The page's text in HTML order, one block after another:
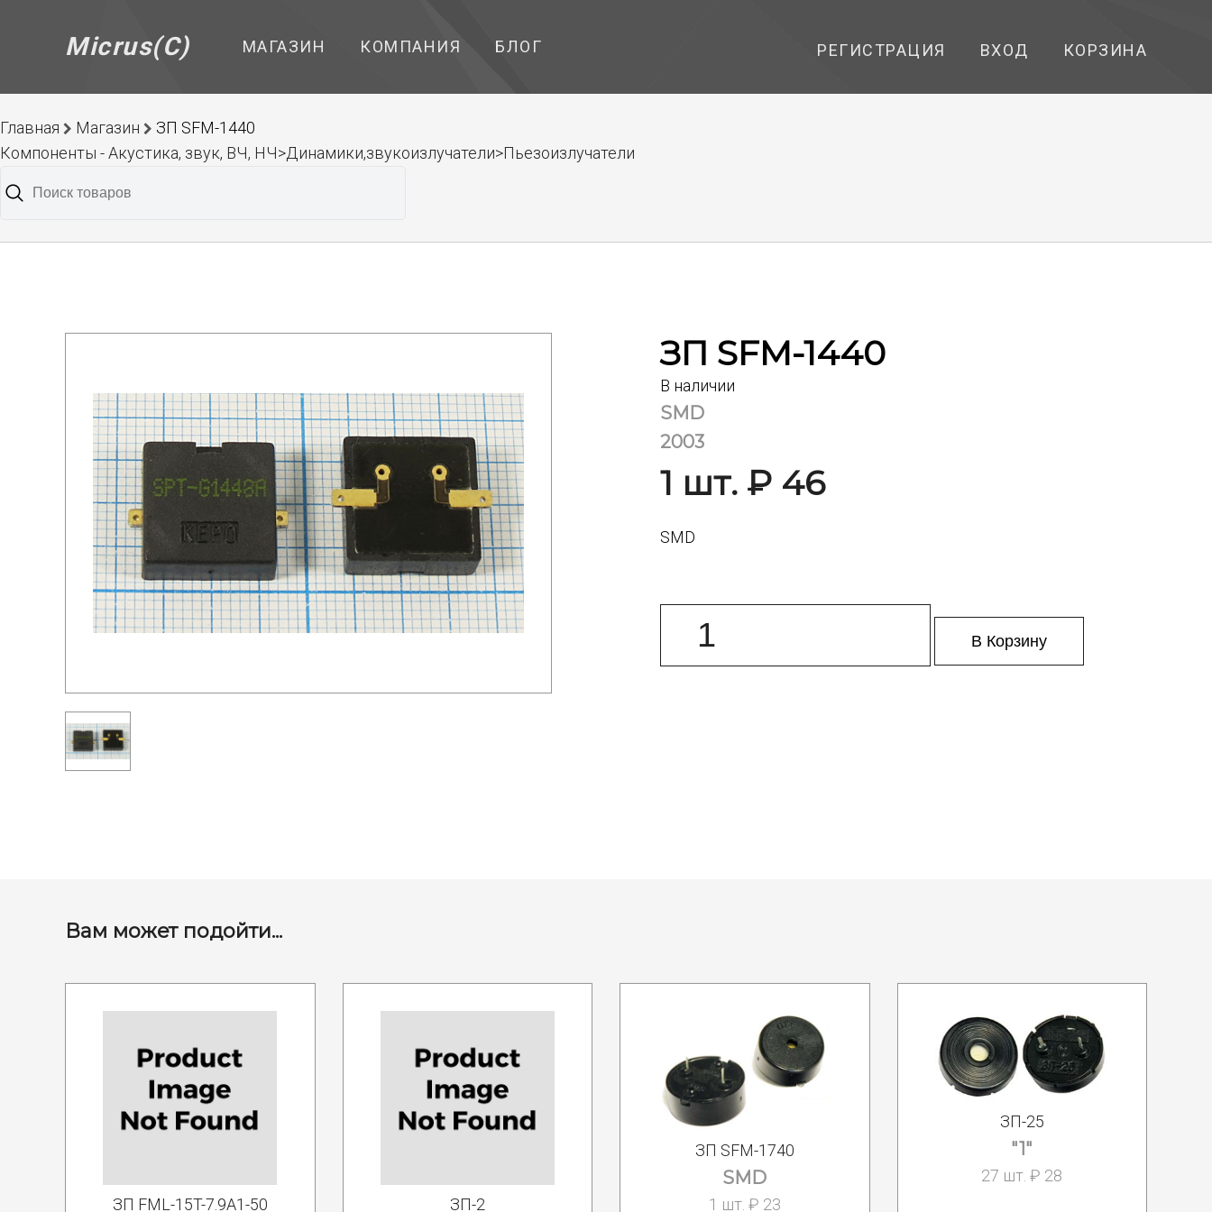
Micrus(C) МАГАЗИН КОМПАНИЯ БЛОГ РЕГИСТРАЦИЯ ВХОД КОРЗИНА
Главная Магазин
ЗП SFM-1440
Компоненты - Акустика, звук, ВЧ, НЧ>Динамики,звукоизлучатели>Пьезоизлучатели
ЗП SFM-1440
В наличии
SMD
2003
1 шт. ₽ 46
SMD
В Корзину
Вам может подойти...
ЗП FML-15T-7.9A1-50 ЗП-2
ЗП SFM-1740
SMD
1 шт. ₽ 23
ЗП-25
"1"
27 шт. ₽ 28